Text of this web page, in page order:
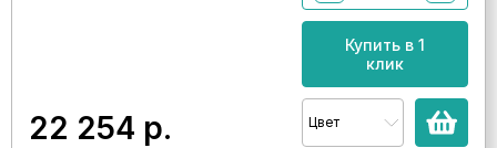
22 254 р.
Купить в 1
клик
Цвет